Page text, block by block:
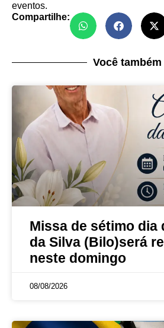
eventos.
Compartilhe:
Você
Missa de sétimo dia
da Silva (Bilo)será
neste domingo
08/08/2026